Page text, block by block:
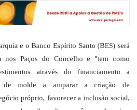
e o Banco Espírito Santo (BES) será
nos Paços do Concelho e "tem como
através do financiamento a
de molde a amparar a criação de
próprio, favorecer a inclusão social,